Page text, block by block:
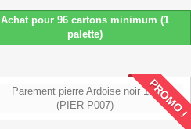
Achat pour 96 cartons minimum (1
palette)
PROMO !